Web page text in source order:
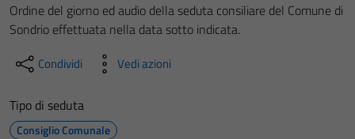
Ordine del giorno ed audio della seduta consiliare del Comune di
Sondrio effettuata nella data sotto indicata.
Condividi Vedi azioni
Tipo di seduta
Consiglio Comunale